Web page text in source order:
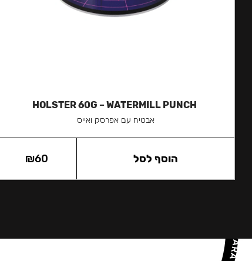
HOLSTER 60G – WATERMILL PUNCH
אבטיח עם אפרסק ואייס
₪60 הוסף לסל